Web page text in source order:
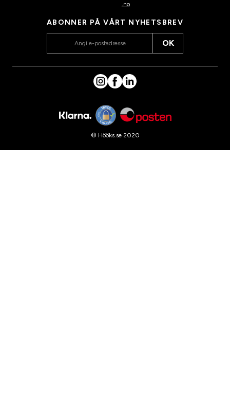
.no
ABONNER PÅ VÅRT NYHETSBREV
OK
© Hööks.se 2020